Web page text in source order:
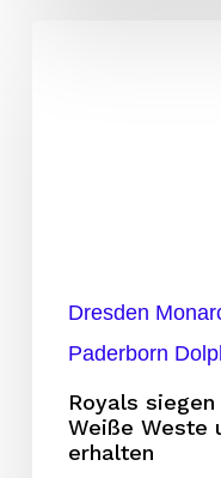
bleibt
erhalten
Dresden
Paderborn
Royals
Weiße Weste
erhalten